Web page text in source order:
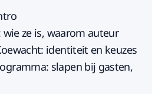
wie ze is, waarom auteur
identiteit en keuzes
slapen bij gasten,